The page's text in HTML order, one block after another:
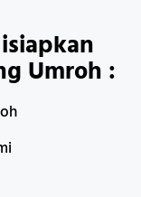
Umroh :